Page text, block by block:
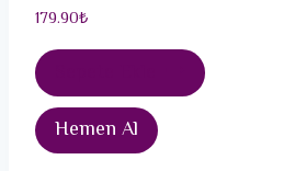
179.90₺
Hemen Al